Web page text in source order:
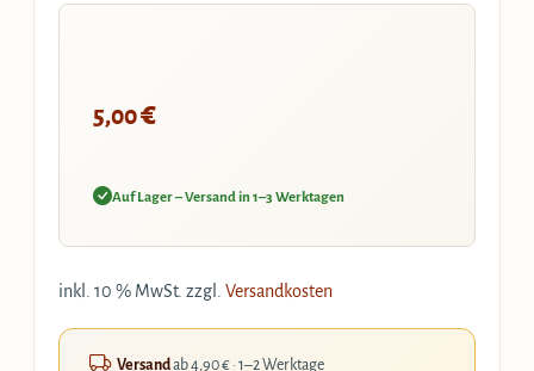
5,00€
Auf Lager – Versand in 1–3 Werktagen
inkl. 10 % MwSt. zzgl. Versandkosten
Versandab 4,90 € · 1–2 Werktage